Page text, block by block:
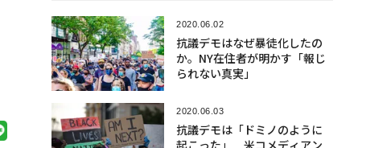
2020.06.02
抗議デモはなぜ暴徒化したの
か。NY在住者が明かす「報じ
られない真実」
2020.06.03
抗議デモは「ドミノのように